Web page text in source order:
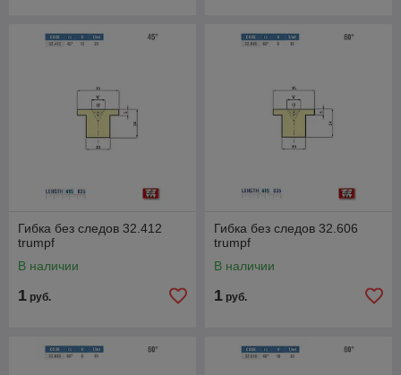
Гибка без следов 32.412
trumpf
В наличии
1 руб.
Гибка без следов 32.606
trumpf
В наличии
1 руб.